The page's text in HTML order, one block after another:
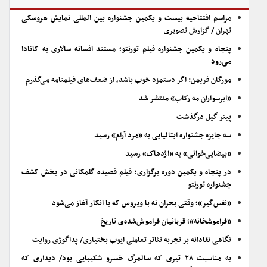
مراسم افتتاحیه بیست و یکمین جشنواره بین المللی نمایش عروسکی
تهران / گزارش تصویری
پنجاه و یکمین جشنواره فیلم تورنتو؛ مستند افسانه سالاری به کانادا
می‌رود
مورگان فریمن: اگر دستمزد خوب باشد، از ضعف‌های فیلمنامه می‌گذرم
«ابرسواران مه رکاب» منتشر شد
پیتر گیل درگذشت
سه جایزه جشنواره ایتالیایی به «مرد آرام» رسید
«بیضایی‌خوانی» به «اژدهاک» رسید
در پنجاه و یکمین دوره برگزاری؛ فیلم قصیده گلمکانی در بخش کشف
جشنواره تورنتو
«نفس‌گیر»؛ وقتی بحران نه با ویروس که با انکار آغاز می‌شود
«فراموشخانه»؛ قربانیان فراموش‌شده‌ی تاریخ
نگاهی نقادانه بر تجربه تئاتر تعاملی ایوب بختیاری/ پداگوژی روایت
به مناسبت ۲۸ تیری که سالمرگ خسرو شکیبایی بود/ دیداری که